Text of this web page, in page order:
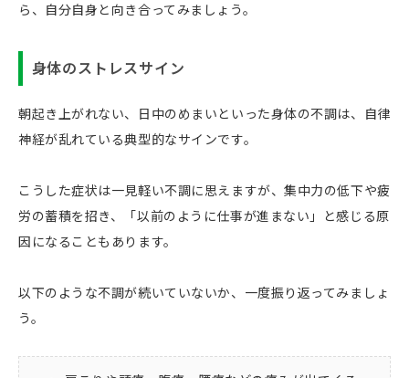
ら、自分自身と向き合ってみましょう。
身体のストレスサイン
朝起き上がれない、日中のめまいといった身体の不調は、自律
神経が乱れている典型的なサインです。
こうした症状は一見軽い不調に思えますが、集中力の低下や疲
労の蓄積を招き、「以前のように仕事が進まない」と感じる原
因になることもあります。
以下のような不調が続いていないか、一度振り返ってみましょ
う。